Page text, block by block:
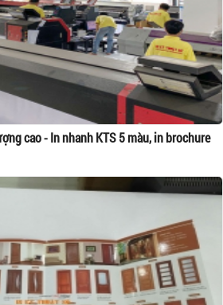
cao - In nhanh KTS 5 màu, in brochure